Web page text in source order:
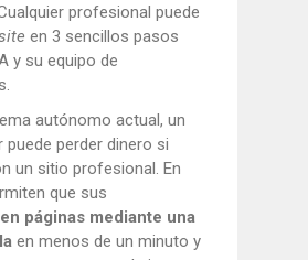
profesional puede
en 3 sencillos pasos
y su equipo de
autónomo actual, un
puede perder dinero si
un sitio profesional. En
que sus
páginas mediante una
en menos de un minuto y